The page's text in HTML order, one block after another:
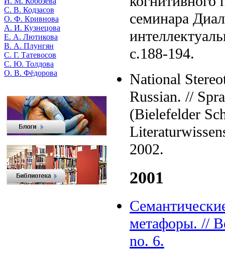
С. В. Кодзасов
О. Ф. Кривнова
А. И. Кузнецова
Е. А. Лютикова
В. А. Плунгян
С. Г. Татевосов
С. Ю. Толдова
О. В. Фёдорова
семинара
c.188-194.
National
Russian. //
(Bielefelder
2002.
2001
метафоры. //
no. 6.